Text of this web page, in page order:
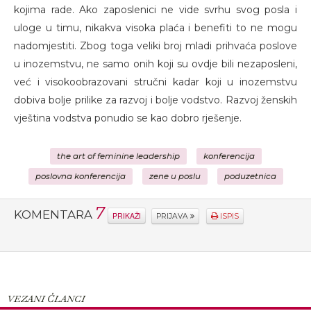
kojima rade. Ako zaposlenici ne vide svrhu svog posla i
uloge u timu, nikakva visoka plaća i benefiti to ne mogu
nadomjestiti. Zbog toga veliki broj mladi prihvaća poslove
u inozemstvu, ne samo onih koji su ovdje bili nezaposleni,
već i visokoobrazovani stručni kadar koji u inozemstvu
dobiva bolje prilike za razvoj i bolje vodstvo. Razvoj ženskih
vještina vodstva ponudio se kao dobro rješenje.
the art of feminine leadership konferencija
poslovna konferencija zene u poslu poduzetnica
KOMENTARA 7 PRIKAŽI PRIJAVA ISPIS
VEZANI ČLANCI